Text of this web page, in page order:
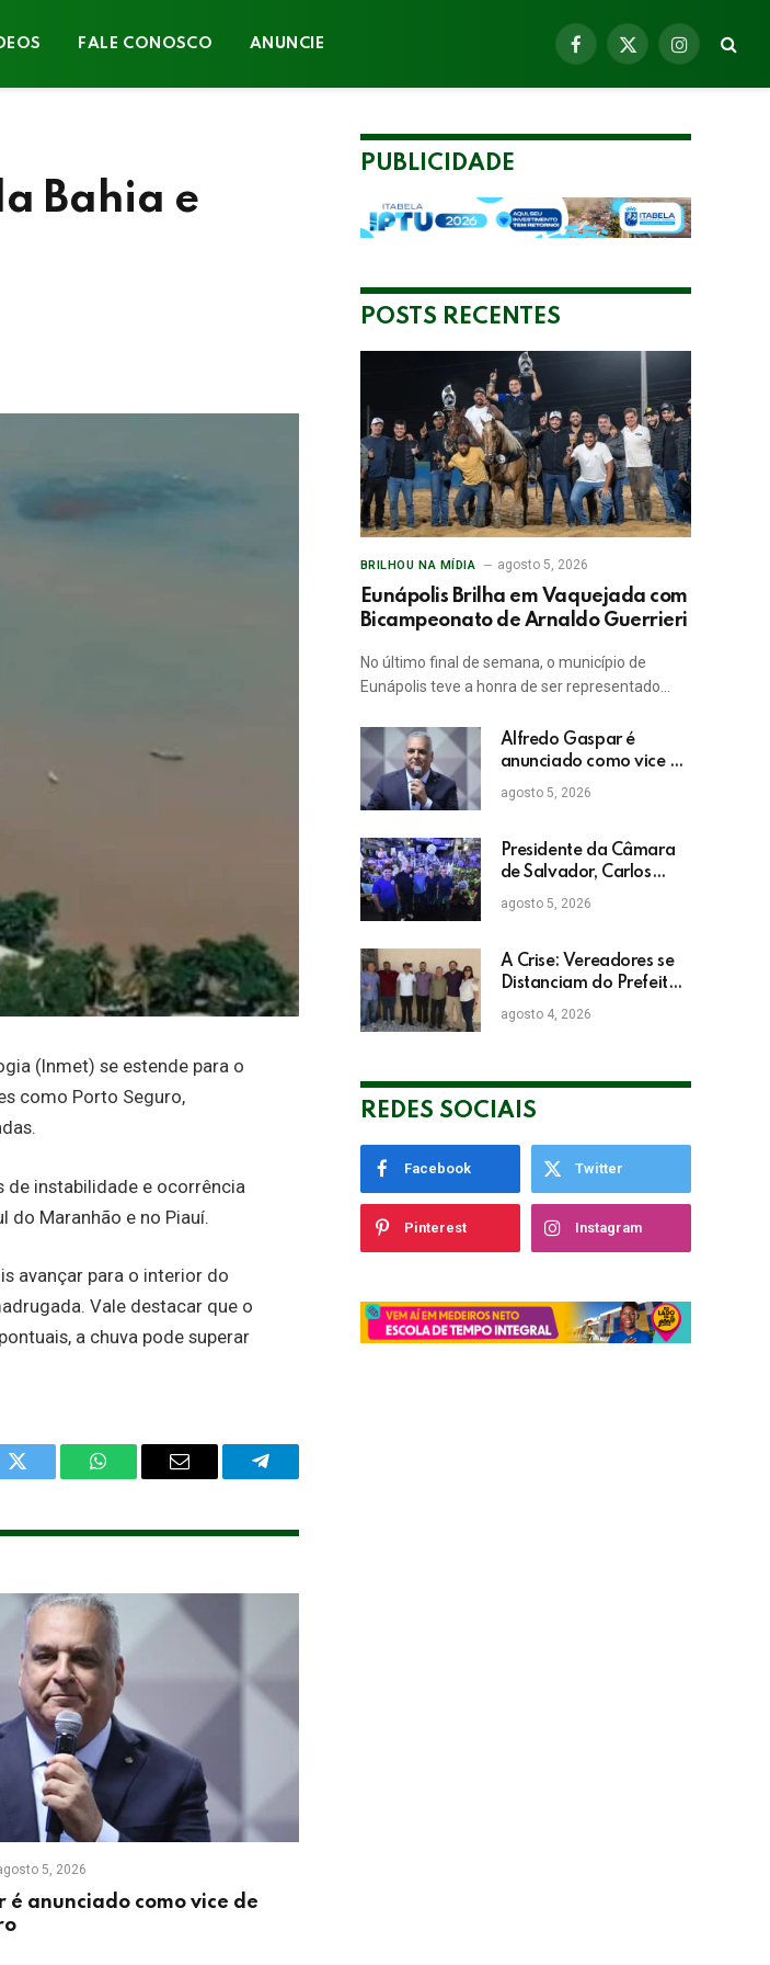
FALE CONOSCO ANUNCIE
Facebook
X
Instagram
Bahia e
(Inmet) se estende para o
como Porto Seguro,
de instabilidade e ocorrência
do Maranhão e no Piauí.
avançar para o interior do
Vale destacar que o
a chuva pode superar
Twitter WhatsAppEmail Telegram
5, 2026
é anunciado como vice de
PUBLICIDADE
POSTS RECENTES
BRILHOU NA MÍDIA agosto 5, 2026
Eunápolis Brilha em Vaquejada com
Bicampeonato de Arnaldo Guerrieri
No último final de semana, o município de
Eunápolis teve a honra de ser representado…
Alfredo Gaspar é
anunciado como vice de
Flávio Bolsonaro
agosto 5, 2026
Presidente da Câmara
de Salvador, Carlos
Muniz confirma apoio a
ACM Neto: “Irei lutar
campanha”
agosto 5, 2026
A Crise: Vereadores se
Distanciam do Prefeito
de Eunápolis Robério
Oliveira nas Eleições
agosto 4, 2026
REDES SOCIAIS
Facebook Twitter
Pinterest Instagram